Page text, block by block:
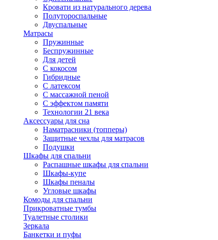
Кровати из натурального дерева
Полутороспальные
Двуспальные
Матрасы
Пружинные
Беспружинные
Для детей
C кокосом
Гибридные
С латексом
С массажной пеной
С эффектом памяти
Технологии 21 века
Аксессуары для сна
Наматрасники (топперы)
Защитные чехлы для матрасов
Подушки
Шкафы для спальни
Распашные шкафы для спальни
Шкафы-купе
Шкафы пеналы
Угловые шкафы
Комоды для спальни
Прикроватные тумбы
Туалетные столики
Зеркала
Банкетки и пуфы